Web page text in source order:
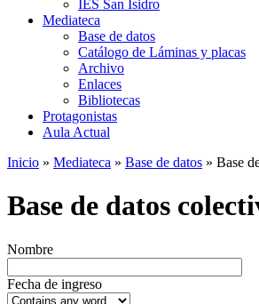
IES San Isidro
Mediateca
Base de datos
Catálogo de Láminas y placas
Archivo
Enlaces
Bibliotecas
Protagonistas
Aula Actual
Inicio » Mediateca » Base de datos » Base
Base de datos
Nombre
Fecha de ingreso